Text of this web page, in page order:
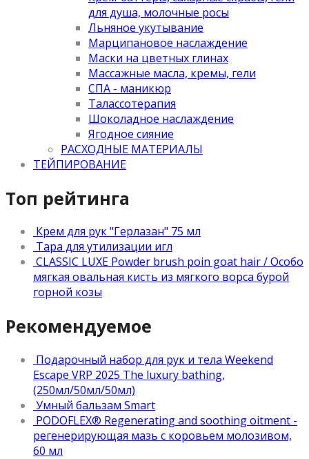
для душа, молочные росы
Льняное укутывание
Марципановое наслаждение
Маски на цветных глинах
Массажные масла, кремы, гели
СПА - маникюр
Талассотерапия
Шоколадное наслаждение
Ягодное сияние
РАСХОДНЫЕ МАТЕРИАЛЫ
ТЕЙПИРОВАНИЕ
Топ рейтинга
Крем для рук "Герлазан" 75 мл
Тара для утилизации игл
CLASSIC LUXE Powder brush poin goat hair / Особо
мягкая овальная кисть из мягкого ворса бурой
горной козы
Рекомендуемое
Подарочный набор для рук и тела Weekend
Escape VRP 2025 The luxury bathing,
(250мл/50мл/50мл)
Умный бальзам Smart
PODOFLEX® Regenerating and soothing oitment -
регенерирующая мазь с коровьем молозивом,
60 мл